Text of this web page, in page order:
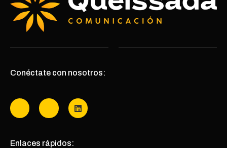
Conéctate con nosotros:
Enlaces rápidos: